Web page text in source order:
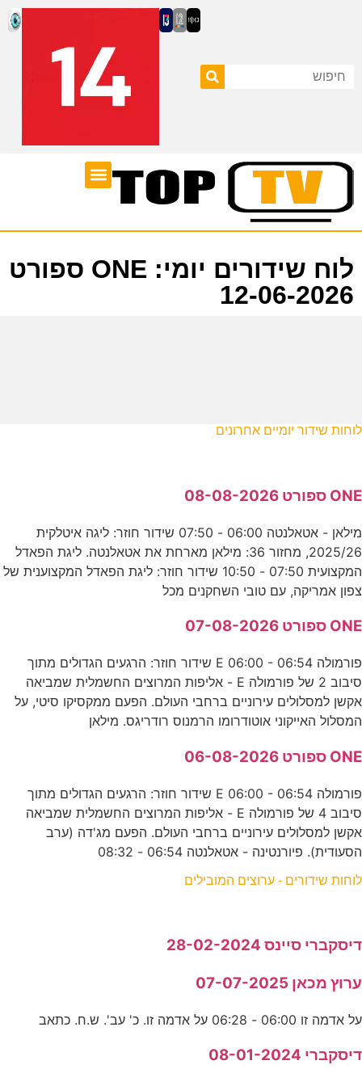
לוח שידורים יומי: ONE ספורט
12-06-2026
לוחות שידור יומיים אחרונים
ONE ספורט 08-08-2026
מילאן - אטאלנטה 06:00 - 07:50 שידור חוזר: ליגה איטלקית
2025/26, מחזור 36: מילאן מארחת את אטאלנטה. ליגת הפאדל
המקצועית 07:50 - 10:50 שידור חוזר: ליגת הפאדל המקצוענית של
צפון אמריקה, עם טובי השחקנים מכל
ONE ספורט 07-08-2026
פורמולה E 06:00 - 06:54 שידור חוזר: הרגעים הגדולים מתוך
סיבוב 2 של פורמולה E - אליפות המרוצים החשמלית שמביאה
אקשן למסלולים עירוניים ברחבי העולם. הפעם ממקסיקו סיטי, על
המסלול האייקוני אוטודרומו הרמנוס רודריגס. מילאן
ONE ספורט 06-08-2026
פורמולה E 06:00 - 06:54 שידור חוזר: הרגעים הגדולים מתוך
סיבוב 4 של פורמולה E - אליפות המרוצים החשמלית שמביאה
אקשן למסלולים עירוניים ברחבי העולם. הפעם מג'דה (ערב
הסעודית). פיורנטינה - אטאלנטה 06:54 - 08:32
לוחות שידורים - ערוצים המובילים
דיסקברי סיינס 28-02-2024
ערוץ מכאן 07-07-2025
על אדמה זו 06:00 - 06:28 על אדמה זו. כ' עב'. ש.ח. כתאב
דיסקברי 08-01-2024